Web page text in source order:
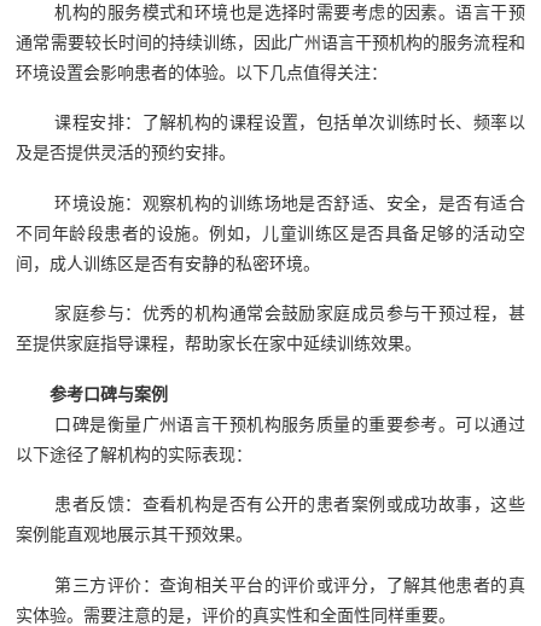
机构的服务模式和环境也是选择时需要考虑的因素。语言干预
通常需要较长时间的持续训练，因此广州语言干预机构的服务流程和
环境设置会影响患者的体验。以下几点值得关注：
课程安排：了解机构的课程设置，包括单次训练时长、频率以
及是否提供灵活的预约安排。
环境设施：观察机构的训练场地是否舒适、安全，是否有适合
不同年龄段患者的设施。例如，儿童训练区是否具备足够的活动空
间，成人训练区是否有安静的私密环境。
家庭参与：优秀的机构通常会鼓励家庭成员参与干预过程，甚
至提供家庭指导课程，帮助家长在家中延续训练效果。
参考口碑与案例
口碑是衡量广州语言干预机构服务质量的重要参考。可以通过
以下途径了解机构的实际表现：
患者反馈：查看机构是否有公开的患者案例或成功故事，这些
案例能直观地展示其干预效果。
第三方评价：查询相关平台的评价或评分，了解其他患者的真
实体验。需要注意的是，评价的真实性和全面性同样重要。